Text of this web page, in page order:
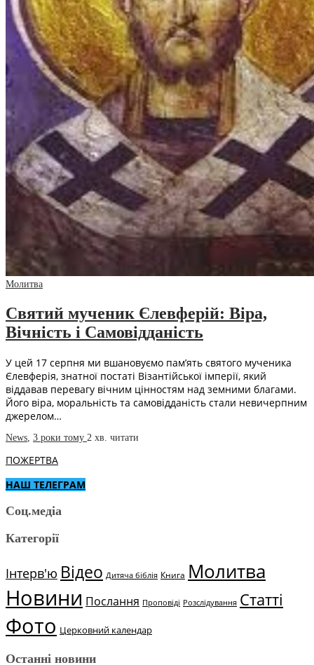
Молитва
Святий мученик Єлевферій: Віра,
Вічність і Самовідданість
У цей 17 серпня ми вшановуємо пам’ять святого мученика
Єлевферія, знатної постаті Візантійської імперії, який
віддавав перевагу вічним цінностям над земними благами.
Його віра, моральність та самовідданість стали невичерпним
джерелом…
News, 3 роки тому 2 хв. читати
ПОЖЕРТВА
НАШ ТЕЛЕГРАМ
Соц.медіа
Категорії
Інтерв'ю Відео Дитяча біблія Книга Молитва
Новини Послання Проповіді Розслідування Статті
Фото Церковний календар
Останні новини